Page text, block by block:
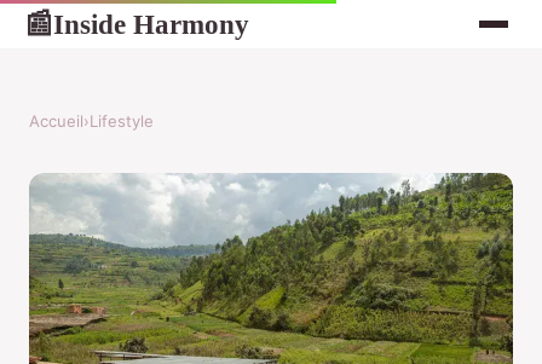
📰Inside Harmony
Accueil›Lifestyle